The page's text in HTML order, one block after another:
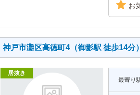
お
神戸市灘区高徳町4（御影駅 徒歩14分
居抜き
最寄り